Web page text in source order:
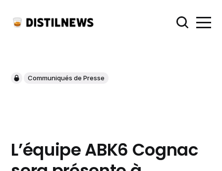
Communiqués de Presse
L’équipe ABK6 Cognac